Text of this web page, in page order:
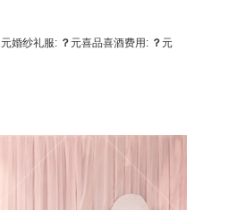
元婚纱礼服: ？元喜品喜酒费用: ？元